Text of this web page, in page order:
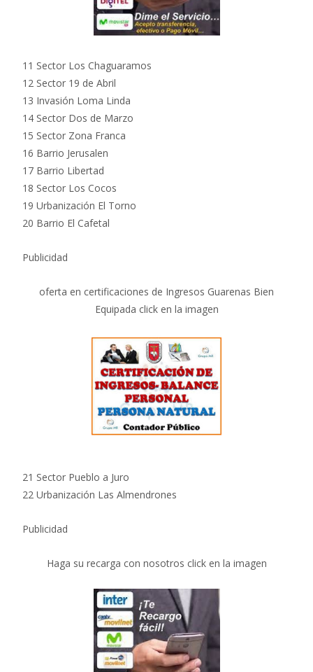
11 Sector Los Chaguaramos
12 Sector 19 de Abril
13 Invasión Loma Linda
14 Sector Dos de Marzo
15 Sector Zona Franca
16 Barrio Jerusalen
17 Barrio Libertad
18 Sector Los Cocos
19 Urbanización El Torno
20 Barrio El Cafetal
Publicidad
oferta en certificaciones de Ingresos Guarenas Bien
Equipada click en la imagen
21 Sector Pueblo a Juro
22 Urbanización Las Almendrones
Publicidad
Haga su recarga con nosotros click en la imagen